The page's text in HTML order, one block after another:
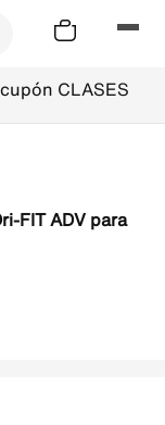
CLASES
FIT ADV para